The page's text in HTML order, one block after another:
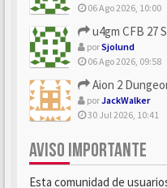
06 Ago 2026, 10:00
u4gm CFB 27
porSjolund
06 Ago 2026, 09:58
Aion 2 Dungeon
porJackWalker
30 Jul 2026, 10:41
AVISO IMPORTANTE
Esta comunidad de